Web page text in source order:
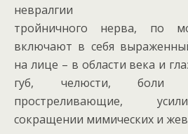
невралгии
тройничного нерва, по
включают в себя
на лице – в области века и
губ, челюсти, боли
простреливающие,
сокращении мимических и